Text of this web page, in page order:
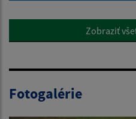
Zobraziť
Fotogalérie